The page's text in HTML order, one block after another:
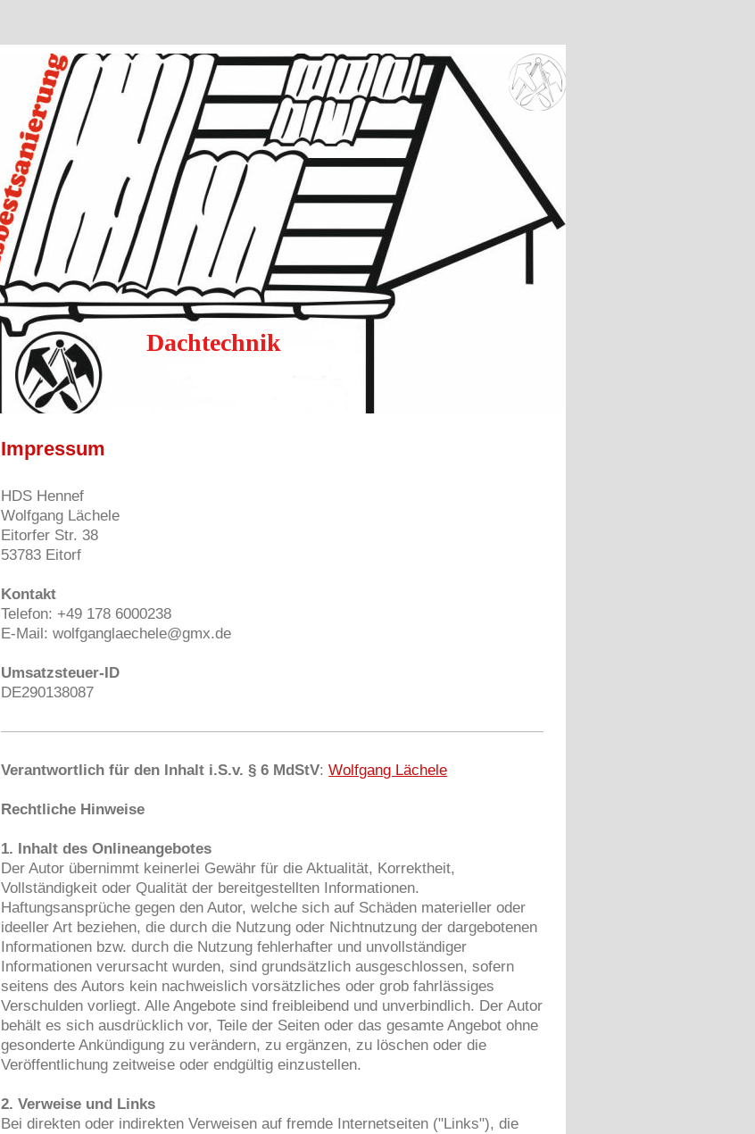
Dachtechnik
Impressum
HDS Hennef
Wolfgang Lächele
Eitorfer Str. 38
53783 Eitorf
Kontakt
Telefon:+49 178 6000238
E-Mail: wolfganglaechele@gmx.de
Umsatzsteuer-ID
DE290138087
Verantwortlich für den Inhalt i.S.v. § 6 MdStV:Wolfgang Lächele
Rechtliche Hinweise
1. Inhalt des Onlineangebotes
Der Autor übernimmt keinerlei Gewähr für die Aktualität, Korrektheit,
Vollständigkeit oder Qualität der bereitgestellten Informationen.
Haftungsansprüche gegen den Autor, welche sich auf Schäden materieller oder
ideeller Art beziehen, die durch die Nutzung oder Nichtnutzung der dargebotenen
Informationen bzw. durch die Nutzung fehlerhafter und unvollständiger
Informationen verursacht wurden, sind grundsätzlich ausgeschlossen, sofern
seitens des Autors kein nachweislich vorsätzliches oder grob fahrlässiges
Verschulden vorliegt. Alle Angebote sind freibleibend und unverbindlich. Der Autor
behält es sich ausdrücklich vor, Teile der Seiten oder das gesamte Angebot ohne
gesonderte Ankündigung zu verändern, zu ergänzen, zu löschen oder die
Veröffentlichung zeitweise oder endgültig einzustellen.
2. Verweise und Links
Bei direkten oder indirekten Verweisen auf fremde Internetseiten ("Links"), die